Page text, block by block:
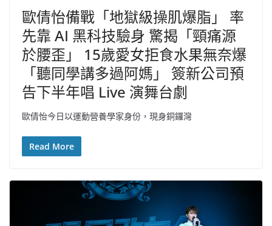
歐倩怡備戰「地獄級操肌爆脂」 率
先靠 AI 黑科技驗身 驚揭「頸痛源
於腰歪」 15歲愛女拒食水果無奈爆
「聽同學講多過阿媽」 簽新公司預
告下半年唱 Live 演舞台劇
歐倩怡今日以運動營養學家身份，現身銅鑼灣
Read More